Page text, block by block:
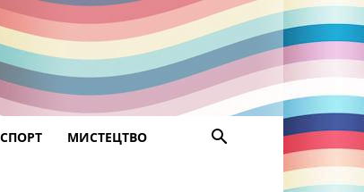
СПОРТ МИСТЕЦТВО